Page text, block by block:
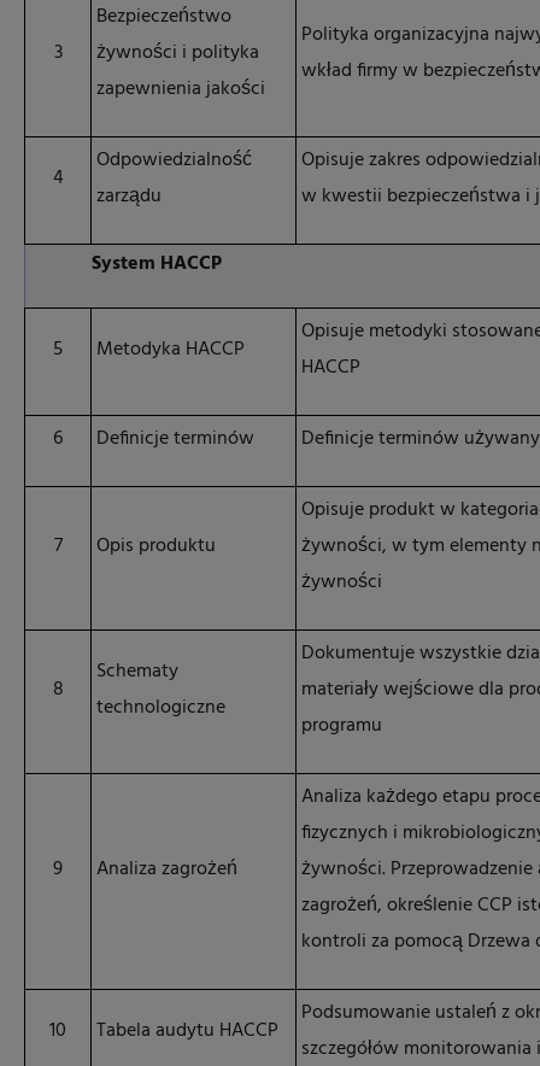
3
Bezpieczeństwo
żywności i polityka
zapewnienia jakości
Polityka organizacyjna
wkład firmy w
4
Odpowiedzialność
zarządu
Opisuje zakres
w kwestii bezpieczeństwa
System HACCP
5 Metodyka HACCP
Opisuje metodyki
HACCP
6 Definicje terminów Definicje terminów
7 Opis produktu
Opisuje produkt w
żywności, w tym elementy
żywności
8
Schematy
technologiczne
Dokumentuje wszystkie
materiały wejściowe dla
programu
9 Analiza zagrożeń
Analiza każdego etapu
fizycznych i
żywności.
zagrożeń, określenie CCP
kontroli za pomocą Drzewa
10 Tabela audytu HACCP
Podsumowanie ustaleń z
szczegółów monitorowania